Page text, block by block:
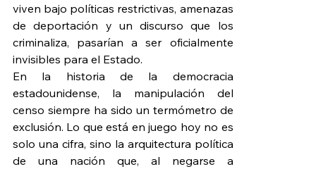
viven bajo políticas restrictivas, amenazas
de deportación y un discurso que los
criminaliza, pasarían a ser oficialmente
invisibles para el Estado.
En la historia de la democracia
estadounidense, la manipulación del
censo siempre ha sido un termómetro de
exclusión. Lo que está en juego hoy no es
solo una cifra, sino la arquitectura política
de una nación que, al negarse a